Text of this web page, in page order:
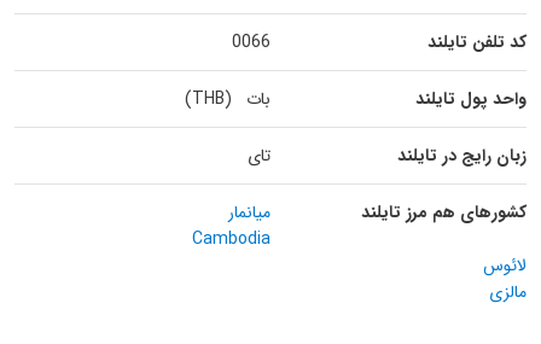
کد تلفن تایلند 0066
واحد پول تایلند بات (THB)
زبان رایج در تایلند تای
کشورهای هم مرز تایلند
میانمار
Cambodia
لائوس
مالزی